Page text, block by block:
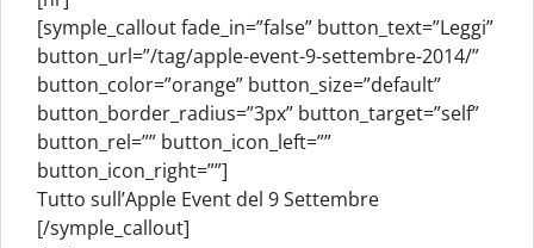
[symple_callout fade_in=”false” button_text=”Leggi”
button_url=”/tag/apple-event-9-settembre-2014/”
button_color=”orange” button_size=”default”
button_border_radius=”3px” button_target=”self”
button_rel=”” button_icon_left=””
button_icon_right=””]
Tutto sull’Apple Event del 9 Settembre
[/symple_callout]